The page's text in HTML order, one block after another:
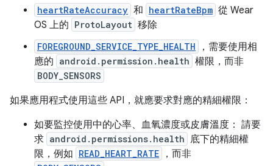
heartRateAccuracy 和 heartRateBpm 從 Wear
OS 上的 ProtoLayout 移除
FOREGROUND_SERVICE_TYPE_HEALTH
，需要使用相
應的 android.permission.health 權限，而非
BODY_SENSORS
如果應用程式使用這些 API，就應要求對應的精細權限：
如要監控使用中的心率、血氧濃度或皮膚溫度： 請要
求 android.permissions.health 底下的精細權
限，例如 READ_HEART_RATE ，而非